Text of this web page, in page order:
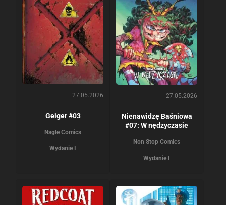
27.05.2026
Geiger #03
Nagle Comics
Wydanie I
27.05.2026
Nienawidzę Baśniowa
#07: W nędzyczasie
Non Stop Comics
Wydanie I